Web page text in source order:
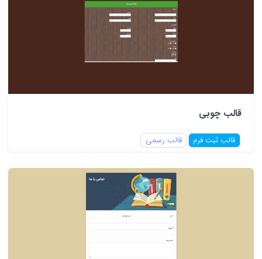
قالب چوبی
قالب ثبت فرم قالب رسمی